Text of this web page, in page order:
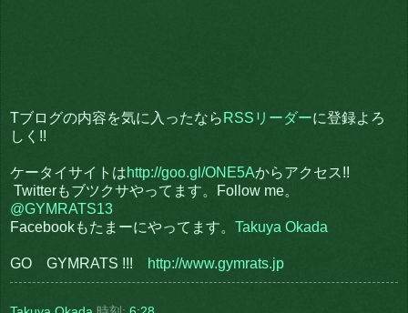
Tブログの内容を気に入ったなら RSSリーダーに登録よろ
しく!!
ケータイサイトはhttp://goo.gl/ONE5Aからアクセス!!
Twitterもブツクサやってます。Follow me。
@GYMRATS13
Facebookもたまーにやってます。 Takuya Okada
GO GYMRATS !!! http://www.gymrats.jp